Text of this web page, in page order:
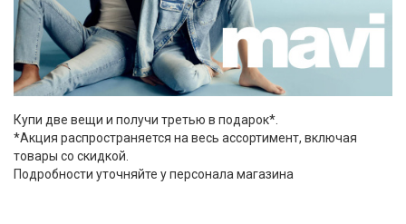
Купи две вещи и получи третью в подарок*.
*Акция распространяется на весь ассортимент, включая
товары со скидкой.
Подробности уточняйте у персонала магазина